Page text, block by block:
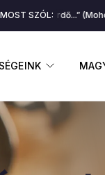
MOST SZÓL:
„Erdő, erdő...”